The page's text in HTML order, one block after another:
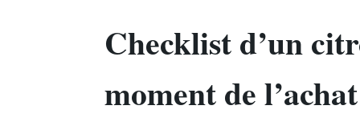
Checklist d’un
moment de